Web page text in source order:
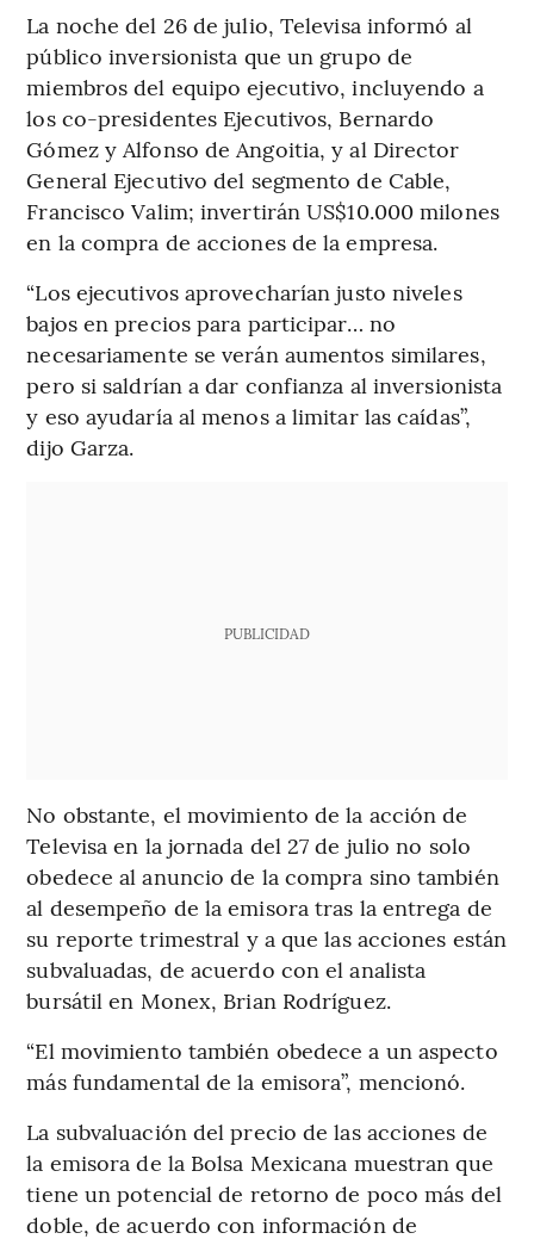
La noche del 26 de julio, Televisa informó al
público inversionista que un grupo de
miembros del equipo ejecutivo, incluyendo a
los co-presidentes Ejecutivos, Bernardo
Gómez y Alfonso de Angoitia, y al Director
General Ejecutivo del segmento de Cable,
Francisco Valim; invertirán US$10.000 milones
en la compra de acciones de la empresa.
“Los ejecutivos aprovecharían justo niveles
bajos en precios para participar… no
necesariamente se verán aumentos similares,
pero si saldrían a dar confianza al inversionista
y eso ayudaría al menos a limitar las caídas”,
dijo Garza.
PUBLICIDAD
No obstante, el movimiento de la acción de
Televisa en la jornada del 27 de julio no solo
obedece al anuncio de la compra sino también
al desempeño de la emisora tras la entrega de
su reporte trimestral y a que las acciones están
subvaluadas, de acuerdo con el analista
bursátil en Monex, Brian Rodríguez.
“El movimiento también obedece a un aspecto
más fundamental de la emisora”, mencionó.
La subvaluación del precio de las acciones de
la emisora de la Bolsa Mexicana muestran que
tiene un potencial de retorno de poco más del
doble, de acuerdo con información de